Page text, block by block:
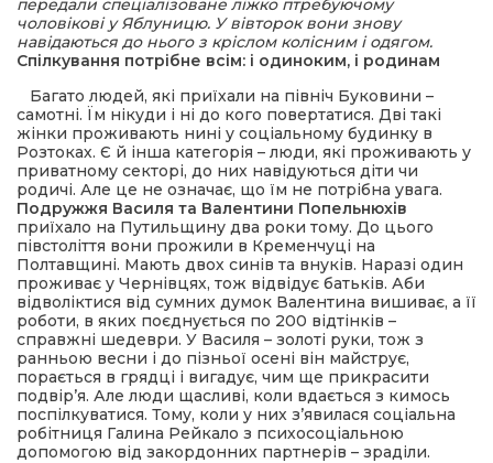
чоловікові у Яблуницю. У вівторок вони знову
навідаються до нього з кріслом колісним і одягом.
Спілкування потрібне всім: і одиноким, і родинам
Багато людей, які приїхали на північ Буковини –
самотні. Їм нікуди і ні до кого повертатися. Дві такі
жінки проживають нині у соціальному будинку в
Розтоках. Є й інша категорія – люди, які проживають у
приватному секторі, до них навідуються діти чи
родичі. Але це не означає, що їм не потрібна увага.
Подружжя Василя та Валентини Попельнюхів
приїхало на Путильщину два роки тому. До цього
півстоліття вони прожили в Кременчуці на
Полтавщині. Мають двох синів та внуків. Наразі один
проживає у Чернівцях, тож відвідує батьків. Аби
відволіктися від сумних думок Валентина вишиває, а її
роботи, в яких поєднується по 200 відтінків –
справжні шедеври. У Василя – золоті руки, тож з
ранньою весни і до пізньої осені він майструє,
порається в грядці і вигадує, чим ще прикрасити
подвір’я. Але люди щасливі, коли вдається з кимось
поспілкуватися. Тому, коли у них з’явилася соціальна
робітниця Галина Рейкало з психосоціальною
допомогою від закордонних партнерів – зраділи.